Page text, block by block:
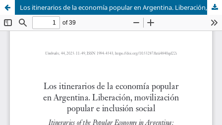
Los itinerarios de la economía popular en Argentina. Liberación, movilización popular e inclusión social